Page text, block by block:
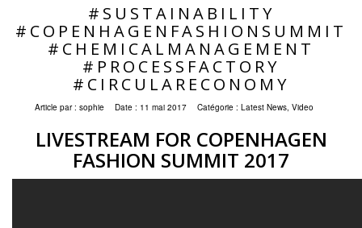
#SUSTAINABILITY
#COPENHAGENFASHIONSUMMIT
#CHEMICALMANAGEMENT
#PROCESSFACTORY
#CIRCULARECONOMY
Article par : sophie Date : 11 mai 2017 Catégorie : Latest News, Video
LIVESTREAM FOR COPENHAGEN
FASHION SUMMIT 2017